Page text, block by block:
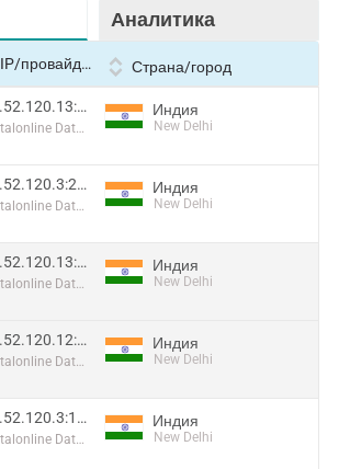
Аналитика
IP/провайдер Страна/город
164.52.120.13:50098
Capitalonline Data Service (HK) Co
Индия
New Delhi
164.52.120.3:28167
Capitalonline Data Service (HK) Co
Индия
New Delhi
164.52.120.13:61259
Capitalonline Data Service (HK) Co
Индия
New Delhi
164.52.120.12:33742
Capitalonline Data Service (HK) Co
Индия
New Delhi
164.52.120.3:13918
Capitalonline Data Service (HK) Co
Индия
New Delhi